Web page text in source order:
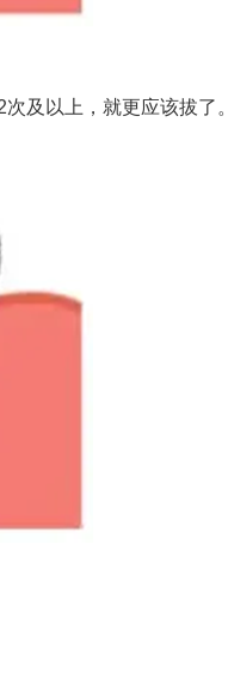
及以上，就更应该拔了。